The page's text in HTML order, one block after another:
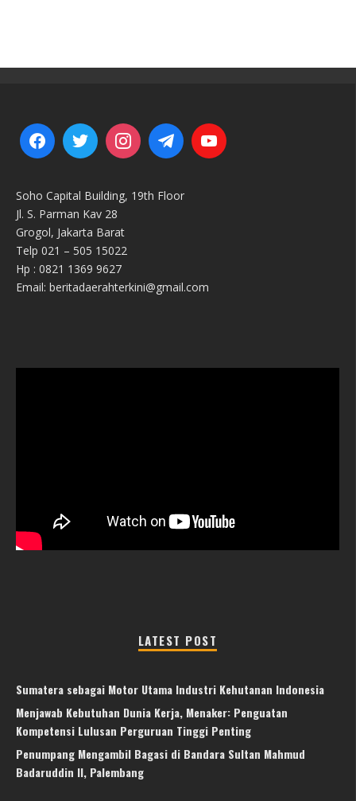
Soho Capital Building, 19th Floor
Jl. S. Parman Kav 28
Grogol, Jakarta Barat
Telp 021 – 505 15022
Hp : 0821 1369 9627
Email: beritadaerahterkini@gmail.com
LATEST POST
Sumatera sebagai Motor Utama Industri Kehutanan Indonesia
Menjawab Kebutuhan Dunia Kerja, Menaker: Penguatan
Kompetensi Lulusan Perguruan Tinggi Penting
Penumpang Mengambil Bagasi di Bandara Sultan Mahmud
Badaruddin II, Palembang